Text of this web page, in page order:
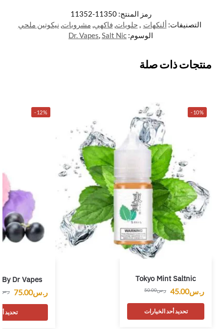
رمز المنتج:11350-11352
التصنيفات:ألنكهات , حلويات, فاكهي, مشروبات, نيكوتين ملحي
الوسوم:
Dr. Vapes,Salt Nic
منتجات ذات صلة
-10%
Tokyo Mint Saltnic
ر.س50.00 ر.س45.00
تحديد أحد الخيارات
-12%
Dr Vapes
ر.س ر.س75.00
تحديد